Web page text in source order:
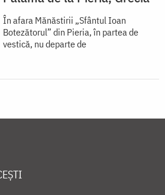
În afara Mănăstirii „Sfântul Ioan
Botezătorul” din Pieria, în partea de
vestică, nu departe de